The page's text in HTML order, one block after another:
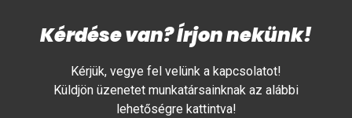
Kérdése van? Írjon nekünk!
Kérjük, vegye fel velünk a kapcsolatot!
Küldjön üzenetet munkatársainknak az alábbi
lehetőségre kattintva!